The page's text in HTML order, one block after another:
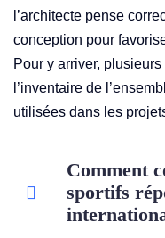
l’architecte pense
conception pour
Pour y arriver,
l’inventaire de
utilisées dans les
Comment
sportifs